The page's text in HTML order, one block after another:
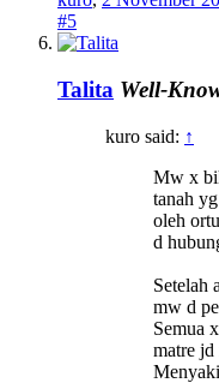
#5
Talita Well-
kuro said: ↑
Mw x
tanah
oleh
d
Setelah
mw d
Semua
matre